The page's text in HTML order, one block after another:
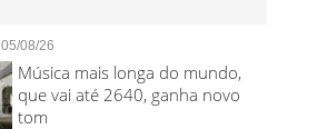
05/08/26
Música mais longa do mundo,
que vai até 2640, ganha novo
tom